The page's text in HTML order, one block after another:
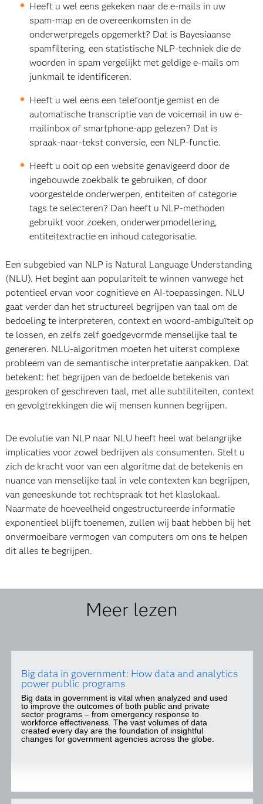
Heeft u wel eens gekeken naar de e-mails in uw
spam-map en de overeenkomsten in de
onderwerpregels opgemerkt? Dat is Bayesiaanse
spamfiltering, een statistische NLP-techniek die de
woorden in spam vergelijkt met geldige e-mails om
junkmail te identificeren.
Heeft u wel eens een telefoontje gemist en de
automatische transcriptie van de voicemail in uw e-
mailinbox of smartphone-app gelezen? Dat is
spraak-naar-tekst conversie, een NLP-functie.
Heeft u ooit op een website genavigeerd door de
ingebouwde zoekbalk te gebruiken, of door
voorgestelde onderwerpen, entiteiten of categorie
tags te selecteren? Dan heeft u NLP-methoden
gebruikt voor zoeken, onderwerpmodellering,
entiteitextractie en inhoud categorisatie.
Een subgebied van NLP is Natural Language Understanding
(NLU). Het begint aan populariteit te winnen vanwege het
potentieel ervan voor cognitieve en AI-toepassingen. NLU
gaat verder dan het structureel begrijpen van taal om de
bedoeling te interpreteren, context en woord-ambiguïteit op
te lossen, en zelfs zelf goedgevormde menselijke taal te
genereren. NLU-algoritmen moeten het uiterst complexe
probleem van de semantische interpretatie aanpakken. Dat
betekent: het begrijpen van de bedoelde betekenis van
gesproken of geschreven taal, met alle subtiliteiten, context
en gevolgtrekkingen die wij mensen kunnen begrijpen.
De evolutie van NLP naar NLU heeft heel wat belangrijke
implicaties voor zowel bedrijven als consumenten. Stelt u
zich de kracht voor van een algoritme dat de betekenis en
nuance van menselijke taal in vele contexten kan begrijpen,
van geneeskunde tot rechtspraak tot het klaslokaal.
Naarmate de hoeveelheid ongestructureerde informatie
exponentieel blijft toenemen, zullen wij baat hebben bij het
onvermoeibare vermogen van computers om ons te helpen
dit alles te begrijpen.
Meer lezen
Big data in government: How data and analytics
power public programs
Big data in government is vital when analyzed and used
to improve the outcomes of both public and private
sector programs – from emergency response to
workforce effectiveness. The vast volumes of data
created every day are the foundation of insightful
changes for government agencies across the globe.